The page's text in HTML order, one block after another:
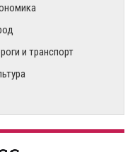
и транспорт